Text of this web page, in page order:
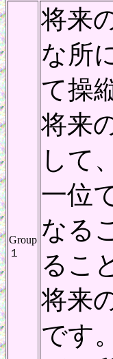
Group
１
将来
な所
て操
将来
して
一位
なる
るこ
将来
です